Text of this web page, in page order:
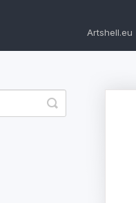
Artshell.eu
Toggle
Search